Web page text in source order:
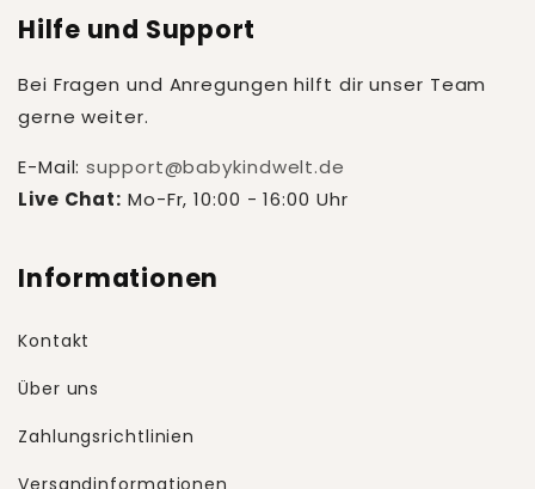
Hilfe und Support
Bei Fragen und Anregungen hilft dir unser Team
gerne weiter.
E-Mail:support@babykindwelt.de
Live Chat: Mo-Fr, 10:00 - 16:00 Uhr
Informationen
Kontakt
Über uns
Zahlungsrichtlinien
Versandinformationen